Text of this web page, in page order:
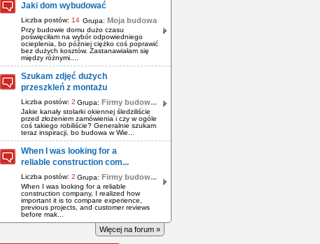
Jaki dom wybudować
Liczba postów: 14 Grupa: Moja budowa
Przy budowie domu dużo czasu
poświęciłam na wybór odpowiedniego
ocieplenia, bo później ciężko coś poprawić
bez dużych kosztów. Zastanawiałam się
między różnymi....
Szukam zdjęć dużych
przeszkleń z montażu
Liczba postów: 2 Grupa: Firmy budow...
Jakie kanały stolarki okiennej śledziliście
przed złożeniem zamówienia i czy w ogóle
coś takiego robiliście? Generalnie szukam
teraz inspiracji, bo budowa w Wie...
When I was looking for a
reliable construction com...
Liczba postów: 2 Grupa: Firmy budow...
When I was looking for a reliable
construction company, I realized how
important it is to compare experience,
previous projects, and customer reviews
before mak...
Więcej na forum »